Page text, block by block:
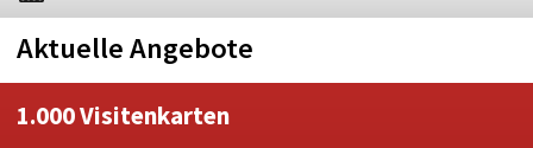
Aktuelle Angebote
1.000 Visitenkarten